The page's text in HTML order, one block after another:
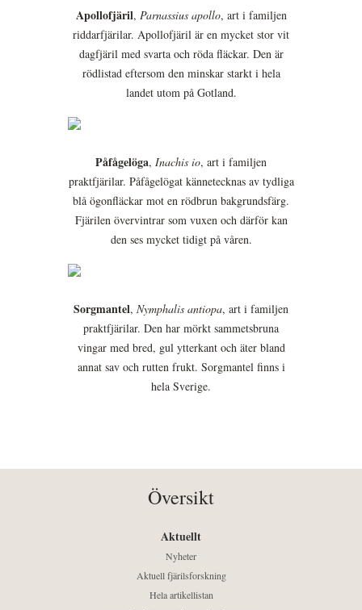
Apollofjäril, Parnassius apollo, art i familjen
riddarfjärilar. Apollofjäril är en mycket stor vit
dagfjäril med svarta och röda fläckar. Den är
rödlistad eftersom den minskar starkt i hela
landet utom på Gotland.
Påfågelöga, Inachis io, art i familjen
praktfjärilar. Påfågelögat kännetecknas av tydliga
blå ögonfläckar mot en rödbrun bakgrundsfärg.
Fjärilen övervintrar som vuxen och därför kan
den ses mycket tidigt på våren.
Sorgmantel, Nymphalis antiopa, art i familjen
praktfjärilar. Den har mörkt sammetsbruna
vingar med bred, gul ytterkant och äter bland
annat sav och rutten frukt. Sorgmantel finns i
hela Sverige.
Översikt
Aktuellt
Nyheter
Aktuell fjärilsforskning
Hela artikellistan